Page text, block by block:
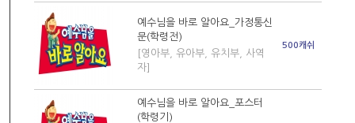
예수님을 바로 알아요_가정통신
문(학령전)
[영아부, 유아부, 유치부, 사역
자]
500캐쉬
예수님을 바로 알아요_포스터
(학령기)